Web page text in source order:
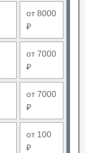
от 8000
₽
от 7000
₽
от 7000
₽
от 100
₽